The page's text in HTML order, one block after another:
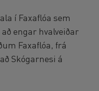
í Faxaflóa sem
engar hvalveiðar
Faxaflóa, frá
Skógarnesi á